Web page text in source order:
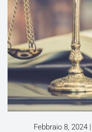
Febbraio 8, 2024 |